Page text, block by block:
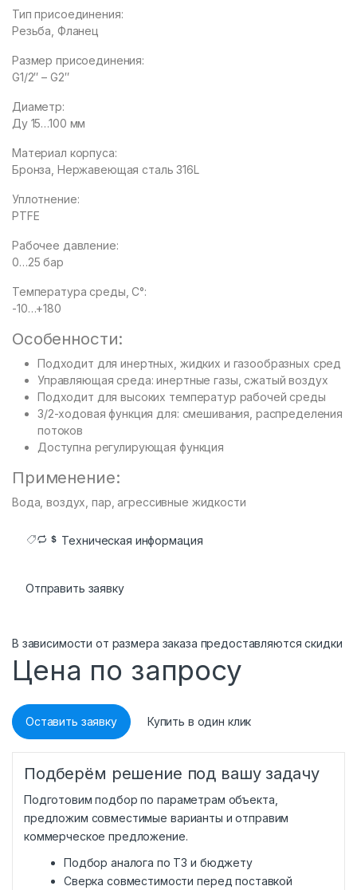
Тип присоединения:
Резьба, Фланец
Размер присоединения:
G1/2″ – G2″
Диаметр:
Ду 15…100 мм
Материал корпуса:
Бронза, Нержавеющая сталь 316L
Уплотнение:
PTFE
Рабочее давление:
0…25 бар
Температура среды, С°:
-10…+180
Особенности:
Подходит для инертных, жидких и газообразных сред
Управляющая среда: инертные газы, сжатый воздух
Подходит для высоких температур рабочей среды
3/2-ходовая функция для: смешивания, распределения
потоков
Доступна регулирующая функция
Применение:
Вода, воздух, пар, агрессивные жидкости
Техническая информация
Отправить заявку
В зависимости от размера заказа предоставляются скидки
Цена по запросу
Оставить заявку Купить в один клик
Подберём решение под вашу задачу
Подготовим подбор по параметрам объекта,
предложим совместимые варианты и отправим
коммерческое предложение.
Подбор аналога по ТЗ и бюджету
Сверка совместимости перед поставкой